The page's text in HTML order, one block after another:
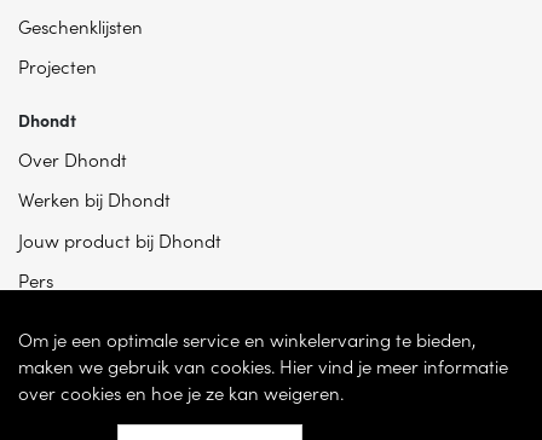
Geschenklijsten
Projecten
Dhondt
Over Dhondt
Werken bij Dhondt
Jouw product bij Dhondt
Pers
Om je een optimale service en winkelervaring te bieden,
maken we gebruik van cookies. Hier vind je meer informatie
over cookies en hoe je ze kan weigeren.